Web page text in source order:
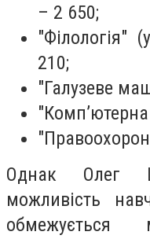
– 2 650;
"Філологія"
210;
"Галузеве
Однак Олег
можливість
обмежується